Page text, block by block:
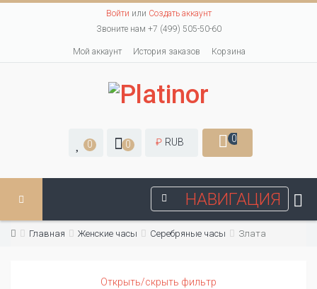
Войти или Создать аккаунт
Звоните нам +7 (499) 505-50-60
Мой аккаунт История заказов Корзина
0 0 ₽ RUB 0
НАВИГАЦИЯ
Главная Женские часы Серебряные часы Злата
Открыть/скрыть фильтр